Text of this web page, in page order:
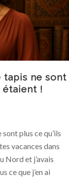
tapis ne sont
étaient !
plus ce qu’ils
vacances dans
Nord et j’avais
ce que j’en ai